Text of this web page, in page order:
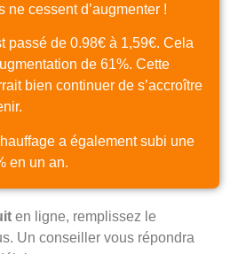
ne cessent d’augmenter !
passé de 0.98€ à 1,59€. Cela
de 61%. Cette
bien continuer de s’accroître
a également subi une
en un an.
en ligne, remplissez le
Un conseiller vous répondra